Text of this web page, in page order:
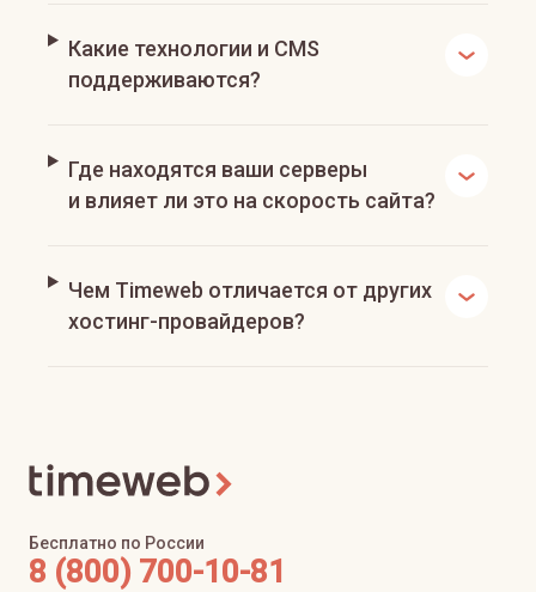
Какие технологии и CMS
поддерживаются?
Где находятся ваши серверы
и влияет ли это на скорость сайта?
Чем Timeweb отличается от других
хостинг-провайдеров?
Бесплатно по России
8 (800) 700-10-81